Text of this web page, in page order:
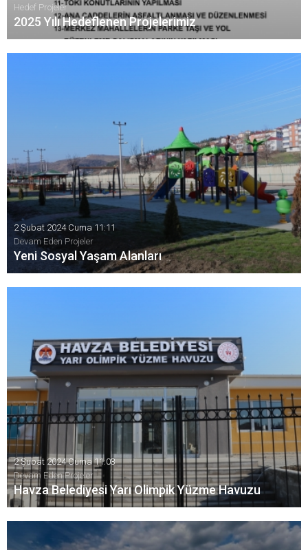
Hedef Projeler
2025 Yılı Hedeflenen Projelerimiz
2025 Yılında yapılması hedeflenen projelerimiz
2 Şubat 2024 Cuma 11:11
Devam Eden Projeler
Yeni Sosyal Yaşam Alanları
Yeni sosyal yaşam alanlarının imalatına devam ediyoruz.
2 Şubat 2024 Cuma 11:03
Devam Eden Projeler
Havza Belediyesi Yarı Olimpik Yüzme Havuzu
Havza Belediyesi Yarı Olimpik Yüzme Havuzu kısa süre sonra
hizmete girecek